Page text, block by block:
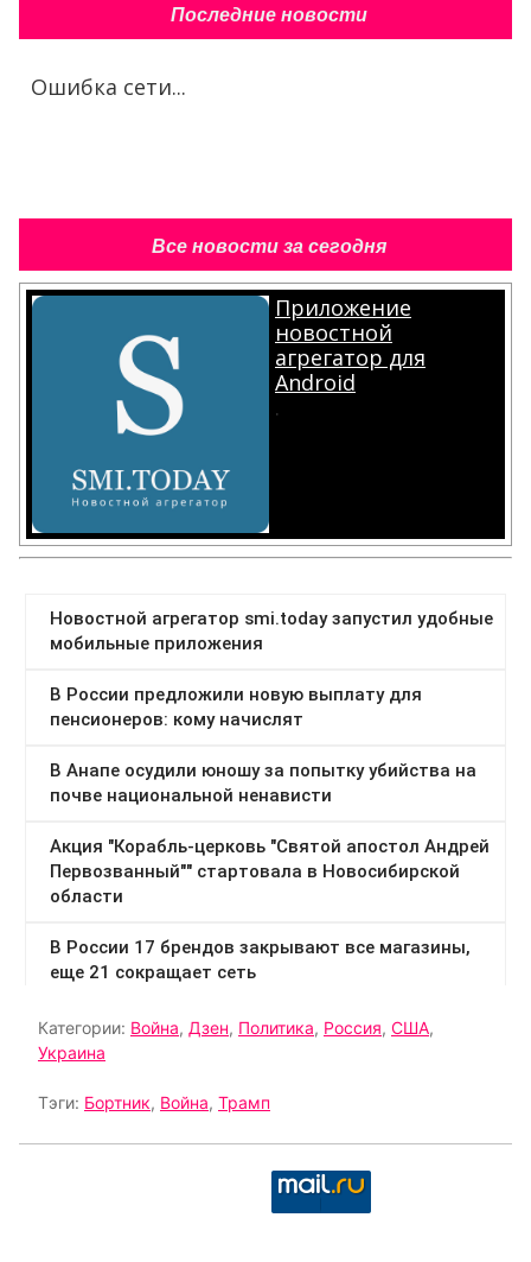
Последние новости
Ошибка сети...
Все новости за сегодня
Приложение
новостной
агрегатор для
Android
.
Категории: Война, Дзен, Политика, Россия, США,
Украина
Тэги: Бортник, Война, Трамп